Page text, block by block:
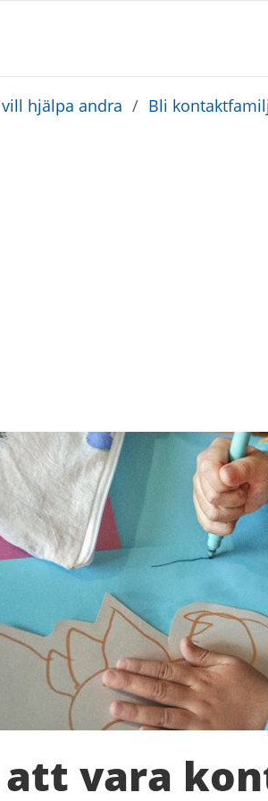
hjälpa andra / Bli
att vara